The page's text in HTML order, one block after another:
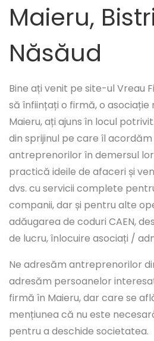
Maieru,
Năsăud
Bine ați venit pe site-ul Vreau
să înființați o firmă, o
Maieru, ați ajuns în locul
din sprijinul pe care îl
antreprenorilor în demersul
practică ideile de afaceri și
dvs. cu servicii complete
companii, dar și pentru alte
adăugarea de coduri CAEN,
de lucru, înlocuire asociați /
Ne adresăm antreprenorilor
adresăm persoanelor
firmă în Maieru, dar care se
mențiunea că nu este
pentru a deschide societatea.